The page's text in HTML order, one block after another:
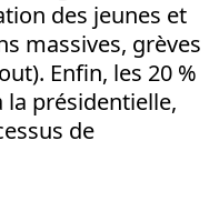
des jeunes et
massives, grèves
Enfin, les 20 %
la présidentielle,
de